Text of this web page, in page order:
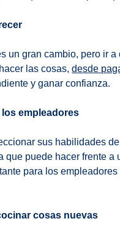
un gran cambio, pero ir
las cosas,desde
y ganar confianza.
empleadores
sus habilidades
que puede hacer frente
para los
cosas nuevas